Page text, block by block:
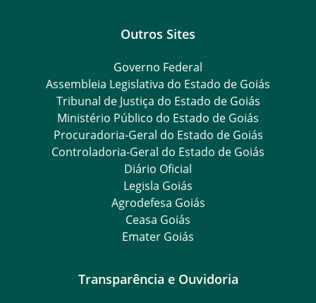
Outros Sites
Governo Federal
Assembleia Legislativa do Estado de Goiás
Tribunal de Justiça do Estado de Goiás
Ministério Público do Estado de Goiás
Procuradoria-Geral do Estado de Goiás
Controladoria-Geral do Estado de Goiás
Diário Oficial
Legisla Goiás
Agrodefesa Goiás
Ceasa Goiás
Emater Goiás
Transparência e Ouvidoria